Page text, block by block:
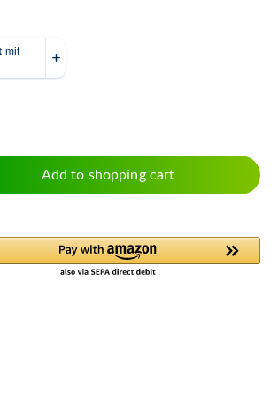
the desired amount or
Add to shopping cart